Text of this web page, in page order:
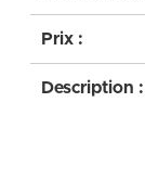
Prix :
Description :